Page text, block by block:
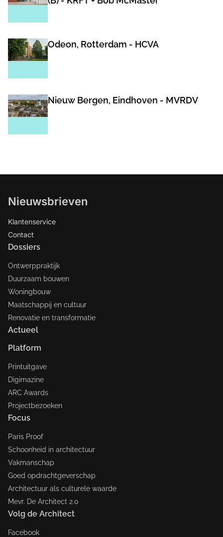
Odeon, Rotterdam - HCVA
Nieuw Bergen, Eindhoven - MVRDV
Nieuwsbrieven
Klantenservice
Contact
Dossiers
Ontwerppraktijk
Duurzaam bouwen
Woningbouw
Maatschappij en cultuur
Renovatie en transformatie
Actueel
Platform
Printuitgave
Digimazine
ARC Awards
Projectbezoeken
Focus
Paris Proof
Schoonheid in architectuur
Vakmanschap
Goed opdrachtgeverschap
Architectuur als culturele waarde
Mevr. De Architect 2.0
Volg de Architect
Facebook